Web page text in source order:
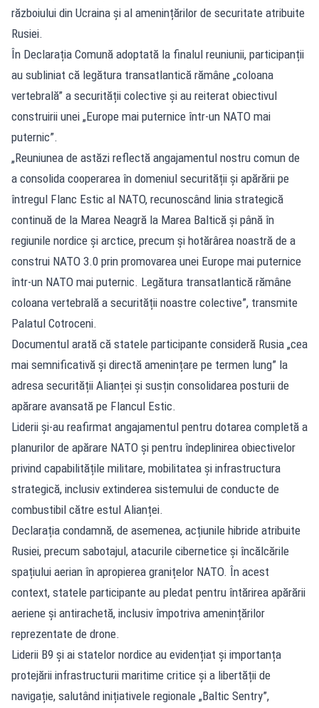
războiului din Ucraina și al amenințărilor de securitate atribuite
Rusiei.
În Declarația Comună adoptată la finalul reuniunii, participanții
au subliniat că legătura transatlantică rămâne „coloana
vertebrală” a securității colective și au reiterat obiectivul
construirii unei „Europe mai puternice într-un NATO mai
puternic”.
„Reuniunea de astăzi reflectă angajamentul nostru comun de
a consolida cooperarea în domeniul securității și apărării pe
întregul Flanc Estic al NATO, recunoscând linia strategică
continuă de la Marea Neagră la Marea Baltică și până în
regiunile nordice și arctice, precum și hotărârea noastră de a
construi NATO 3.0 prin promovarea unei Europe mai puternice
într-un NATO mai puternic. Legătura transatlantică rămâne
coloana vertebrală a securității noastre colective”, transmite
Palatul Cotroceni.
Documentul arată că statele participante consideră Rusia „cea
mai semnificativă și directă amenințare pe termen lung” la
adresa securității Alianței și susțin consolidarea posturii de
apărare avansată pe Flancul Estic.
Liderii și-au reafirmat angajamentul pentru dotarea completă a
planurilor de apărare NATO și pentru îndeplinirea obiectivelor
privind capabilitățile militare, mobilitatea și infrastructura
strategică, inclusiv extinderea sistemului de conducte de
combustibil către estul Alianței.
Declarația condamnă, de asemenea, acțiunile hibride atribuite
Rusiei, precum sabotajul, atacurile cibernetice și încălcările
spațiului aerian în apropierea granițelor NATO. În acest
context, statele participante au pledat pentru întărirea apărării
aeriene și antirachetă, inclusiv împotriva amenințărilor
reprezentate de drone.
Liderii B9 și ai statelor nordice au evidențiat și importanța
protejării infrastructurii maritime critice și a libertății de
navigație, salutând inițiativele regionale „Baltic Sentry”,